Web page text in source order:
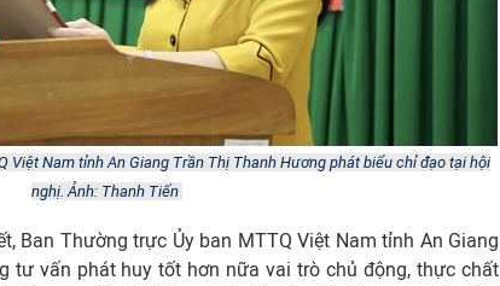
Việt Nam tỉnh An Giang Trần Thị Thanh Hương phát biểu chỉ đạo tại hội
nghị. Ảnh: Thanh Tiến
Ban Thường trực Ủy ban MTTQ Việt Nam tỉnh An Giang
tư vấn phát huy tốt hơn nữa vai trò chủ động, thực chất